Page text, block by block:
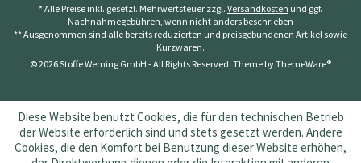
* Alle Preise inkl. gesetzl. Mehrwertsteuer zzgl. Versandkosten und ggf.
Nachnahmegebühren, wenn nicht anders beschrieben
** Ausgenommen sind alle bereits reduzierten und preisgebundenen Artikel sowie
Kurzwaren.
© 2026 Stoffe Werning GmbH - All Rights Reserved. Theme byThemeWare®
Diese Website benutzt Cookies, die für den technischen Betrieb
der Website erforderlich sind und stets gesetzt werden. Andere
Cookies, die den Komfort bei Benutzung dieser Website erhöhen,